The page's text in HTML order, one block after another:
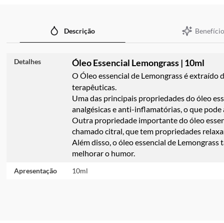
Descrição
Detalhes Óleo Essencial Lemongrass | 10ml
O Óleo essencial de Lemongrass é
terapêuticas.
Uma das principais propriedades do óleo
analgésicas e anti-inflamatórias, o que
Outra propriedade importante do óleo
chamado citral, que tem propriedades
Além disso, o óleo essencial de
melhorar o humor.
Apresentação 10ml